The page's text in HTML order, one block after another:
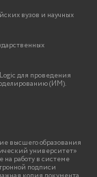
вузов и научных
для проведения
(ИМ).
высшего образования
университет»
работу в системе
подписи